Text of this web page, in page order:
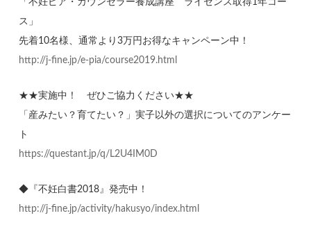
ス」
先着10名様、通常より3万円お得なキャンペーン中！
http://j-fine.jp/e-pia/course2019.html
★★実施中！ ぜひご協力ください★★
「産みたい？育てたい？」実子以外の選択についてのアンケー
ト
https://questant.jp/q/L2U4IM0D
◆『不妊白書2018』発売中！
http://j-fine.jp/activity/hakusyo/index.html